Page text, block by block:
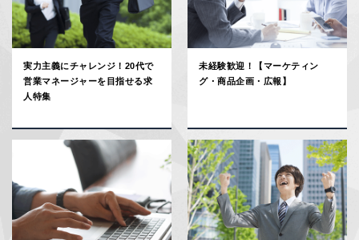
実力主義にチャレンジ！20代で
営業マネージャーを目指せる求
人特集
未経験歓迎！【マーケティン
グ・商品企画・広報】